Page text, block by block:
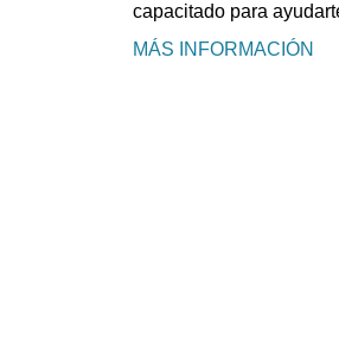
capacitado para
MÁS INFORMACIÓN